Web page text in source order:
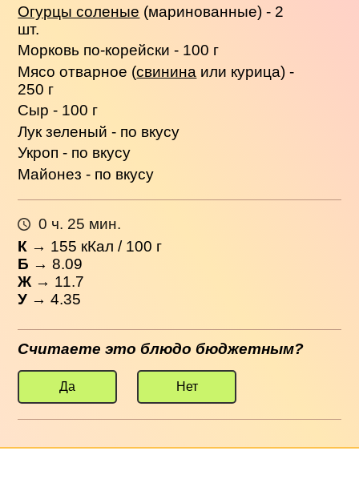
Огурцы соленые (маринованные) - 2
шт.
Морковь по-корейски - 100 г
Мясо отварное (свинина или курица) -
250 г
Сыр - 100 г
Лук зеленый - по вкусу
Укроп - по вкусу
Майонез - по вкусу
0 ч. 25 мин.
К → 155 кКал / 100 г
Б → 8.09
Ж → 11.7
У → 4.35
Считаете это блюдо бюджетным?
Да Нет